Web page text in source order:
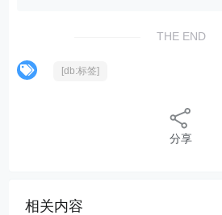
THE END
[db:标签]
分享
相关内容